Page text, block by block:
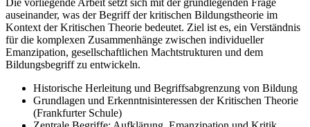
Die vorliegende Arbeit setzt sich mit der grundlegenden Frage
auseinander, was der Begriff der kritischen Bildungstheorie im
Kontext der Kritischen Theorie bedeutet. Ziel ist es, ein Verständnis
für die komplexen Zusammenhänge zwischen individueller
Emanzipation, gesellschaftlichen Machtstrukturen und dem
Bildungsbegriff zu entwickeln.
Historische Herleitung und Begriffsabgrenzung von Bildung
Grundlagen und Erkenntnisinteressen der Kritischen Theorie
(Frankfurter Schule)